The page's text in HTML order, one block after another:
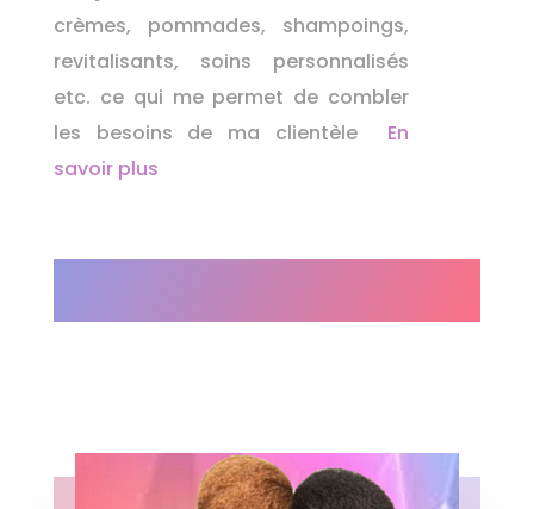
crèmes, pommades, shampoings,
revitalisants, soins personnalisés
etc. ce qui me permet de combler
les besoins de ma clientèle
En
savoir plus